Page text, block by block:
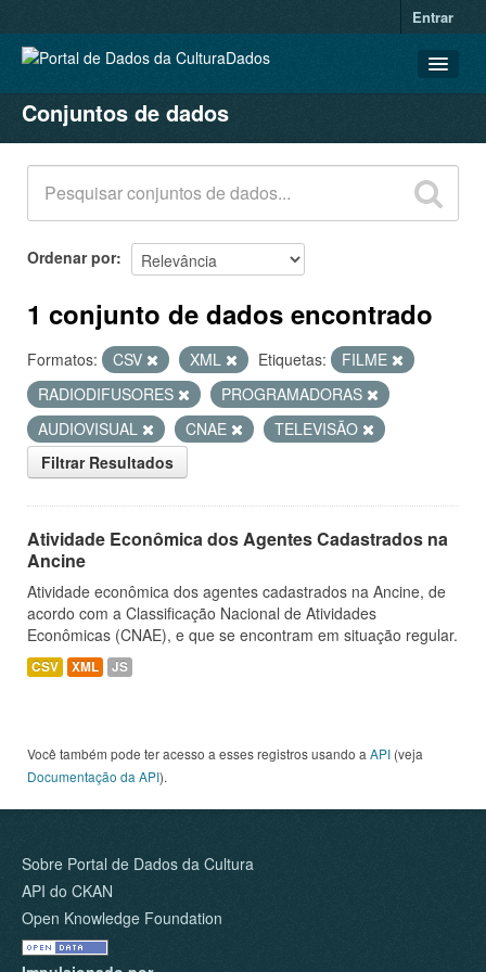
Entrar
CONJUNTOS DE DADOS
ORGANIZAÇÕES
GRUPOS
SOBRE
Conjuntos de dados
Ordenar por
1 conjunto de dados encontrado
Formatos: CSV XML Etiquetas:
FILME
RADIODIFUSORES
PROGRAMADORAS
AUDIOVISUAL
CNAE
TELEVISÃO
Filtrar Resultados
Atividade Econômica dos Agentes Cadastrados na
Ancine
Atividade econômica dos agentes cadastrados na Ancine, de
acordo com a Classificação Nacional de Atividades
Econômicas (CNAE), e que se encontram em situação regular.
CSV XML JS
Você também pode ter acesso a esses registros usando a API (veja
Documentação da API).
Sobre Portal de Dados da Cultura
API do CKAN
Open Knowledge Foundation